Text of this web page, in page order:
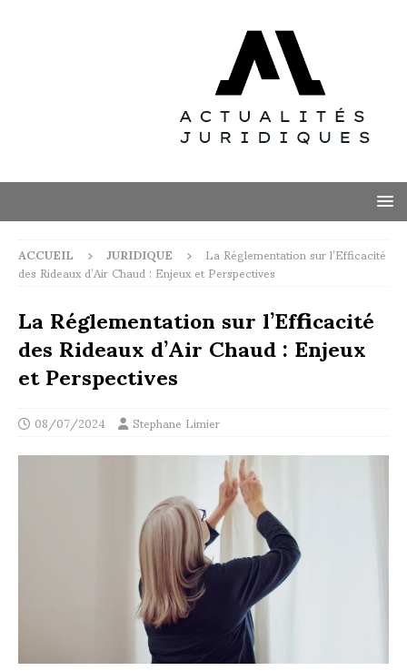
ACCUEIL JURIDIQUE La Réglementation sur l’Efficacité
des Rideaux d’Air Chaud : Enjeux et Perspectives
La Réglementation sur l’Efficacité
des Rideaux d’Air Chaud : Enjeux
et Perspectives
08/07/2024 Stephane Limier